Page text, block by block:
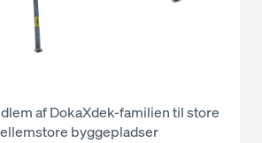
af DokaXdek-familien til store
byggepladser